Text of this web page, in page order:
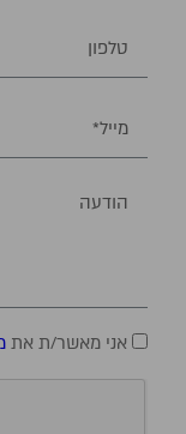
אני מאשר/ת את